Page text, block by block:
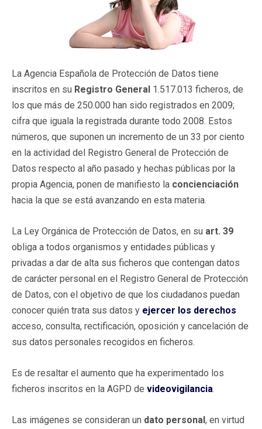
La Agencia Española de Protección de Datos tiene
inscritos en su Registro General 1.517.013 ficheros, de
los que más de 250.000 han sido registrados en 2009;
cifra que iguala la registrada durante todo 2008. Estos
números, que suponen un incremento de un 33 por ciento
en la actividad del Registro General de Protección de
Datos respecto al año pasado y hechas públicas por la
propia Agencia, ponen de manifiesto la concienciación
hacia la que se está avanzando en esta materia.
La Ley Orgánica de Protección de Datos, en su art. 39
obliga a todos organismos y entidades públicas y
privadas a dar de alta sus ficheros que contengan datos
de carácter personal en el Registro General de Protección
de Datos, con el objetivo de que los ciudadanos puedan
conocer quién trata sus datos y ejercer los derechos
acceso, consulta, rectificación, oposición y cancelación de
sus datos personales recogidos en ficheros.
Es de resaltar el aumento que ha experimentado los
ficheros inscritos en la AGPD de videovigilancia.
Las imágenes se consideran un dato personal, en virtud